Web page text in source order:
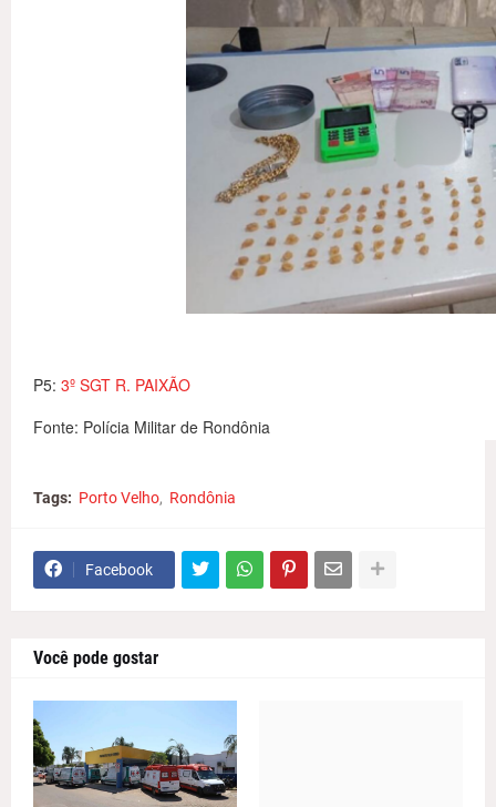
P5: 3º SGT R. PAIXÃO
Fonte: Polícia Militar de Rondônia
Tags: Porto Velho Rondônia
Facebook
Você pode gostar